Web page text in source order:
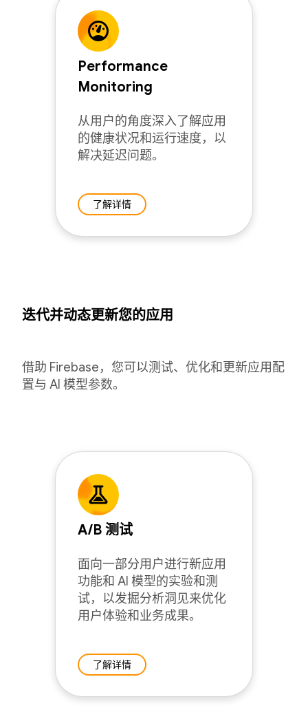
Performance
Monitoring
从用户的角度深入了解应用
的健康状况和运行速度，以
解决延迟问题。
了解详情
迭代并动态更新您的应用
借助 Firebase，您可以测试、优化和更新应用配
置与 AI 模型参数。
A/B 测试
面向一部分用户进行新应用
功能和 AI 模型的实验和测
试，以发掘分析洞见来优化
用户体验和业务成果。
了解详情